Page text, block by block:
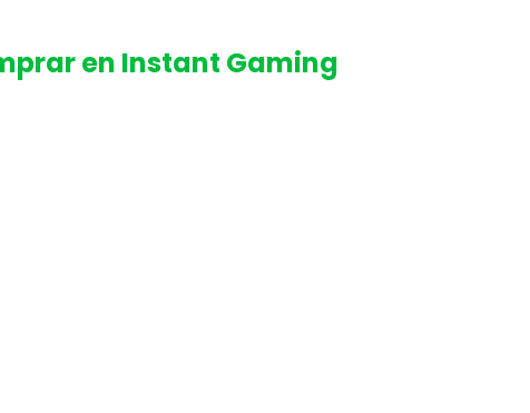
en Instant Gaming